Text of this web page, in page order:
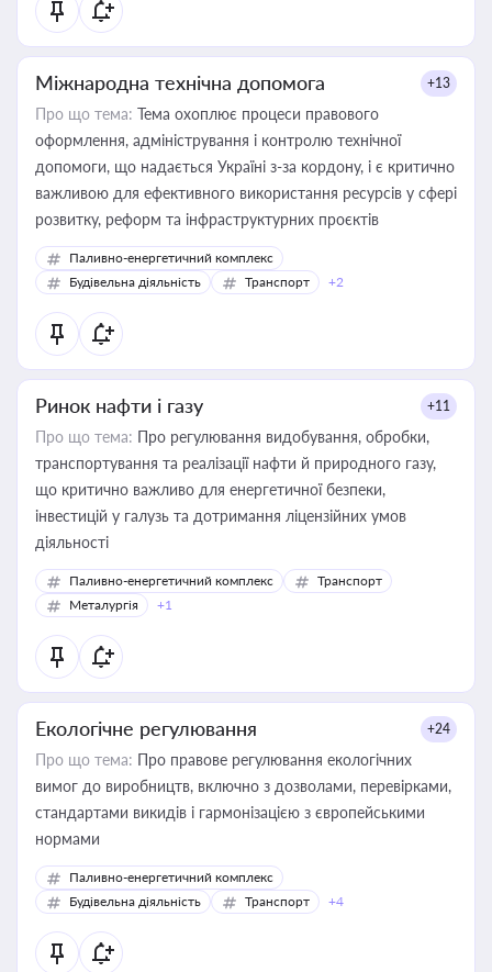
Міжнародна технічна допомога +13
Про що тема: Тема охоплює процеси правового
оформлення, адміністрування і контролю технічної
допомоги, що надається Україні з-за кордону, і є критично
важливою для ефективного використання ресурсів у сфері
розвитку, реформ та інфраструктурних проєктів
Паливно-енергетичний комплекс
Будівельна діяльність
Транспорт +2
Ринок нафти і газу +11
Про що тема: Про регулювання видобування, обробки,
транспортування та реалізації нафти й природного газу,
що критично важливо для енергетичної безпеки,
інвестицій у галузь та дотримання ліцензійних умов
діяльності
Паливно-енергетичний комплекс
Транспорт
Металургія
+1
Екологічне регулювання +24
Про що тема: Про правове регулювання екологічних
вимог до виробництв, включно з дозволами, перевірками,
стандартами викидів і гармонізацією з європейськими
нормами
Паливно-енергетичний комплекс
Будівельна діяльність
Транспорт +4